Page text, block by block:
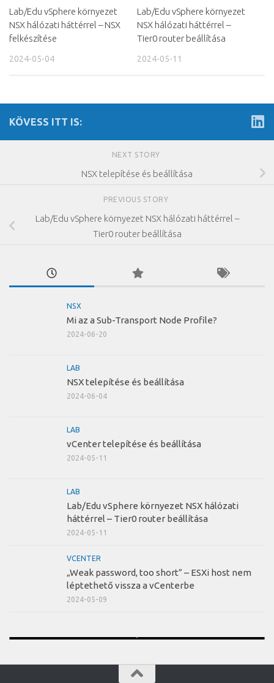
Lab/Edu vSphere környezet
NSX hálózati háttérrel – NSX
felkészítése
2024-05-04
Lab/Edu vSphere környezet
NSX hálózati háttérrel –
Tier0 router beállítása
2024-05-11
KÖVESS ITT IS:
NEXT STORY
NSX telepítése és beállítása
PREVIOUS STORY
Lab/Edu vSphere környezet NSX hálózati háttérrel –
Tier0 router beállítása
NSX
Mi az a Sub-Transport Node Profile?
2024-06-20
LAB
NSX telepítése és beállítása
2024-06-04
LAB
vCenter telepítése és beállítása
2024-05-11
LAB
Lab/Edu vSphere környezet NSX hálózati
háttérrel – Tier0 router beállítása
2024-05-11
VCENTER
„Weak password, too short” – ESXi host nem
léptethető vissza a vCenterbe
2024-05-09